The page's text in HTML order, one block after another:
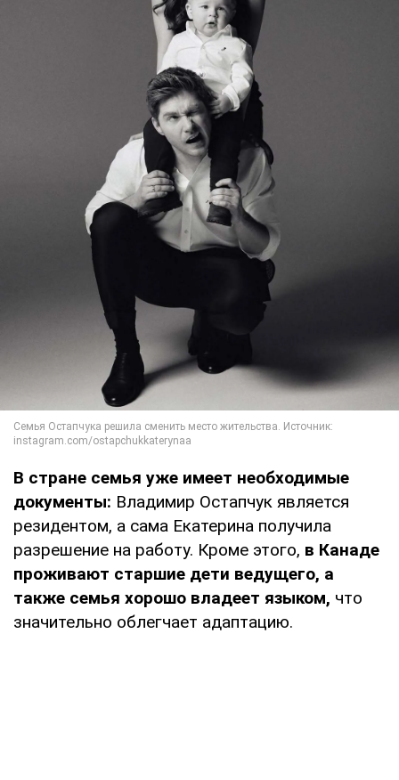
В стране семья уже имеет необходимые
документы: Владимир Остапчук является
резидентом, а сама Екатерина получила
разрешение на работу. Кроме этого, в Канаде
проживают старшие дети ведущего, а
также семья хорошо владеет языком, что
значительно облегчает адаптацию.